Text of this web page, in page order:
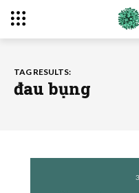
TAG RESULTS:
đau bụng